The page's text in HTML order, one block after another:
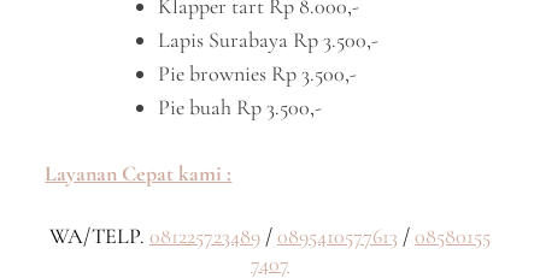
Klapper tart Rp 8.000,-
Lapis Surabaya Rp 3.500,-
Pie brownies Rp 3.500,-
Pie buah Rp 3.500,-
Layanan Cepat kami :
WA/TELP. 081225723489 /0895410577613 /08580155
7407